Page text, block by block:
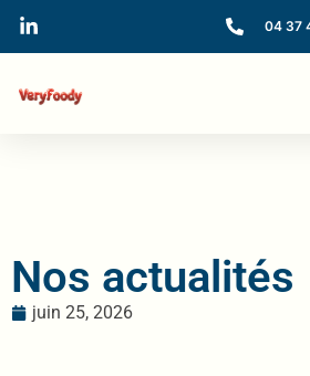
04 37
Nos actualités
juin 25, 2026